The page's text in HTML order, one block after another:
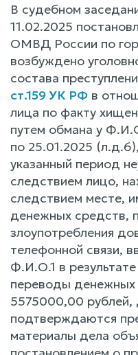
В судебном
11.02.2025
ОМВД России по
возбуждено
состава
ст.159 УК РФ в
лица по факту
путем обмана у
по 25.01.2025
указанный период
следствием лицо,
следствием месте,
денежных средств,
злоупотребления
телефонной связи,
Ф.И.О.1 в
переводы
5575000,00 рублей,
подтверждаются
материалы дела